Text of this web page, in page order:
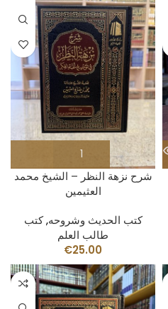
شرح نزهة النظر – الشيخ محمد
العثيمين
كتب الحديث وشروحه,كتب
طالب العلم
€25.00